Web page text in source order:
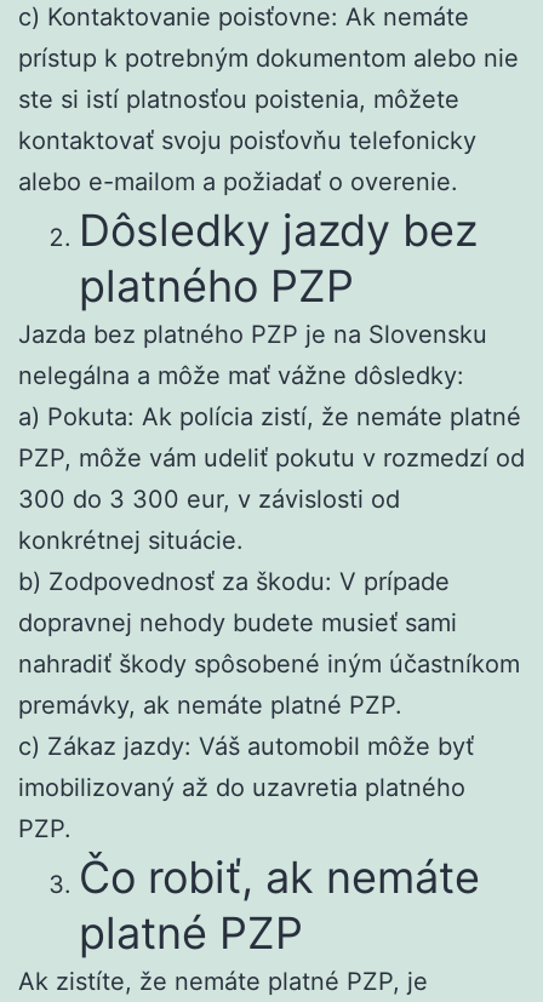
c) Kontaktovanie poisťovne: Ak nemáte
prístup k potrebným dokumentom alebo nie
ste si istí platnosťou poistenia, môžete
kontaktovať svoju poisťovňu telefonicky
alebo e-mailom a požiadať o overenie.
Dôsledky jazdy bez
platného PZP
Jazda bez platného PZP je na Slovensku
nelegálna a môže mať vážne dôsledky:
a) Pokuta: Ak polícia zistí, že nemáte platné
PZP, môže vám udeliť pokutu v rozmedzí od
300 do 3 300 eur, v závislosti od
konkrétnej situácie.
b) Zodpovednosť za škodu: V prípade
dopravnej nehody budete musieť sami
nahradiť škody spôsobené iným účastníkom
premávky, ak nemáte platné PZP.
c) Zákaz jazdy: Váš automobil môže byť
imobilizovaný až do uzavretia platného
PZP.
Čo robiť, ak nemáte
platné PZP
Ak zistíte, že nemáte platné PZP, je